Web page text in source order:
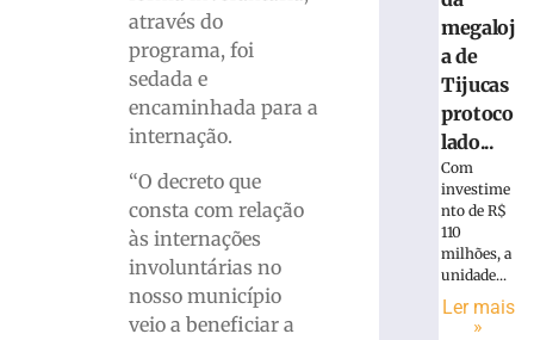
através do
programa, foi
sedada e
encaminhada para a
internação.
“O decreto que
consta com relação
às internações
involuntárias no
nosso município
veio a beneficiar a
Município
litoral
indenizará
jovem
que
perdeu
testículo
por
atraso
megaloj
a de
Tijucas
protoco
lado...
Com
investime
nto de R$
110
milhões, a
unidade...
Ler mais
»